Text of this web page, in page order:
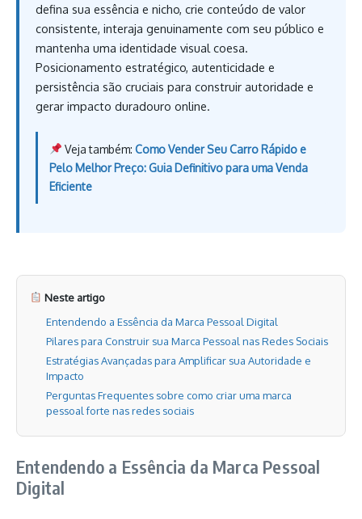
defina sua essência e nicho, crie conteúdo de valor
consistente, interaja genuinamente com seu público e
mantenha uma identidade visual coesa.
Posicionamento estratégico, autenticidade e
persistência são cruciais para construir autoridade e
gerar impacto duradouro online.
Veja também: Como Vender Seu Carro Rápido e
Pelo Melhor Preço: Guia Definitivo para uma Venda
Eficiente
Neste artigo
Entendendo a Essência da Marca Pessoal Digital
Pilares para Construir sua Marca Pessoal nas Redes Sociais
Estratégias Avançadas para Amplificar sua Autoridade e
Impacto
Perguntas Frequentes sobre como criar uma marca
pessoal forte nas redes sociais
Entendendo a Essência da Marca Pessoal
Digital